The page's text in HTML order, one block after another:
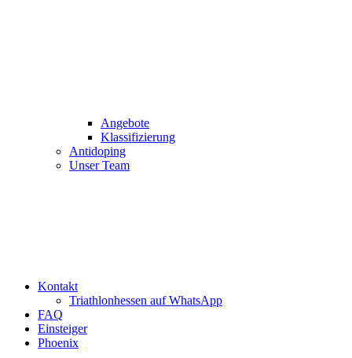
Angebote
Klassifizierung
Antidoping
Unser Team
Kontakt
Triathlonhessen auf WhatsApp
FAQ
Einsteiger
Phoenix